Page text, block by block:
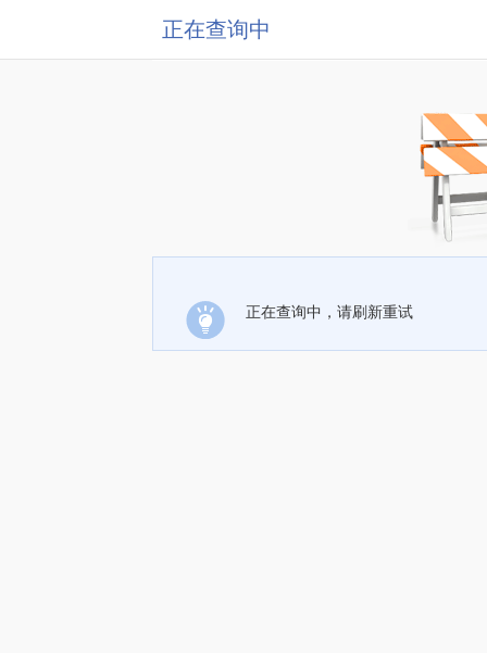
正在查询中
正在查询中，请刷新重试